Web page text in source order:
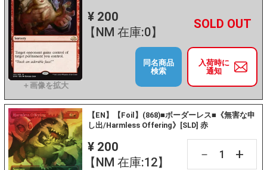
¥ 200
【NM 在庫:0】
－ +
入荷時に
通知
同名商品
検索
【EN】【Foil】(868)■ボーダーレス■《無害な申
し出/Harmless Offering》[SLD] 赤
¥ 200
【NM 在庫:12】
－ +